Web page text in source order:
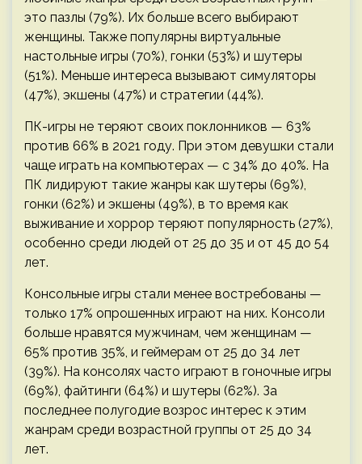
это пазлы (79%). Их больше всего выбирают
женщины. Также популярны виртуальные
настольные игры (70%), гонки (53%) и шутеры
(51%). Меньше интереса вызывают симуляторы
(47%), экшены (47%) и стратегии (44%).
ПК-игры не теряют своих поклонников — 63%
против 66% в 2021 году. При этом девушки стали
чаще играть на компьютерах — с 34% до 40%. На
ПК лидируют такие жанры как шутеры (69%),
гонки (62%) и экшены (49%), в то время как
выживание и хоррор теряют популярность (27%),
особенно среди людей от 25 до 35 и от 45 до 54
лет.
Консольные игры стали менее востребованы —
только 17% опрошенных играют на них. Консоли
больше нравятся мужчинам, чем женщинам —
65% против 35%, и геймерам от 25 до 34 лет
(39%). На консолях часто играют в гоночные игры
(69%), файтинги (64%) и шутеры (62%). За
последнее полугодие возрос интерес к этим
жанрам среди возрастной группы от 25 до 34
лет.